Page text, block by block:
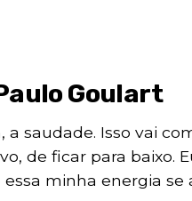
Goulart
a saudade. Isso vai
de ficar para baixo.
minha energia se